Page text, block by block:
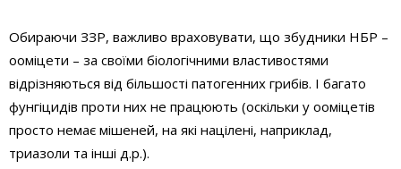
Обираючи ЗЗР, важливо враховувати, що збудники НБР –
ооміцети – за своїми біологічними властивостями
відрізняються від більшості патогенних грибів. І багато
фунгіцидів проти них не працюють (оскільки у ооміцетів
просто немає мішеней, на які націлені, наприклад,
триазоли та інші д.р.).